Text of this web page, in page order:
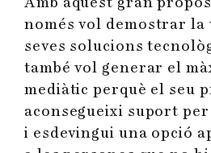
només vol demostrar la
seves solucions
també vol generar el
mediàtic perquè el seu
aconsegueixi suport
i esdevingui una opció